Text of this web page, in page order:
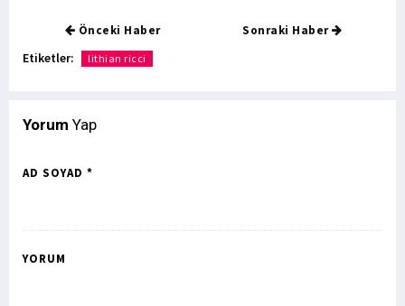
Önceki Haber Sonraki Haber
Etiketler: lithian ricci
Yorum Yap
AD SOYAD *
YORUM